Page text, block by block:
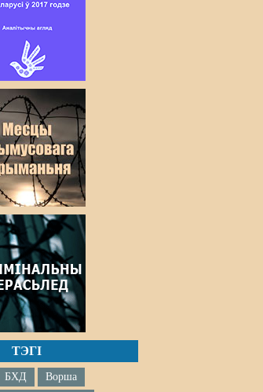
ТЭГІ
БХД
Ворша